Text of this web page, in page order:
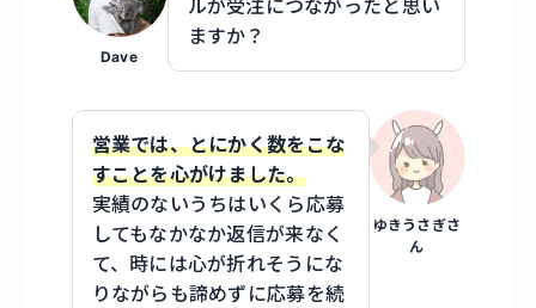
Dave
ルが受注につながったと思い
ますか？
ゆきうさぎさ
ん
営業では、とにかく数をこな
すことを心がけました。
実績のないうちはいくら応募
してもなかなか返信が来なく
て、時には心が折れそうにな
りながらも諦めずに応募を続